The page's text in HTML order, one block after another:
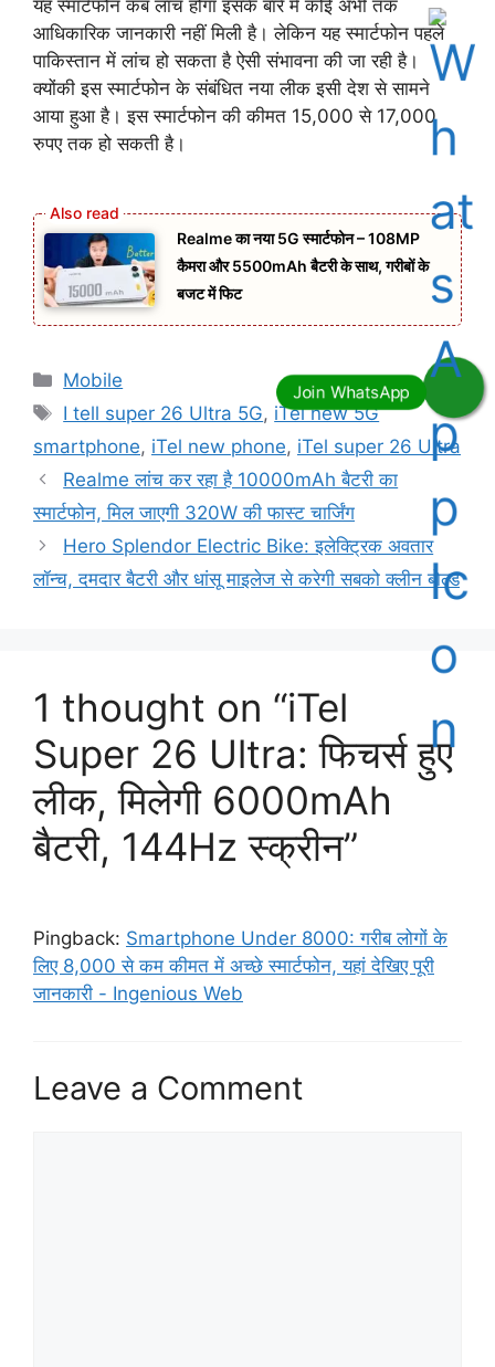
यह स्मार्टफोन कब लांच होगा इसके बारे में कोई अभी तक
आधिकारिक जानकारी नहीं मिली है। लेकिन यह स्मार्टफोन पहले
पाकिस्तान में लांच हो सकता है ऐसी संभावना की जा रही है।
क्योंकी इस स्मार्टफोन के संबंधित नया लीक इसी देश से सामने
आया हुआ है। इस स्मार्टफोन की कीमत 15,000 से 17,000
रुपए तक हो सकती है।
Realme का नया 5G स्मार्टफोन – 108MP
कैमरा और 5500mAh बैटरी के साथ, गरीबों के
बजट में फिट
Categories
Mobile
Tags
I tell super 26 Ultra 5G, iTel new 5G
smartphone, iTel new phone, iTel super 26 Ultra
Realme लांच कर रहा है 10000mAh बैटरी का
स्मार्टफोन, मिल जाएगी 320W की फास्ट चार्जिंग
Hero Splendor Electric Bike: इलेक्ट्रिक अवतार
लॉन्च, दमदार बैटरी और धांसू माइलेज से करेगी सबको क्लीन बोल्ड
1 thought on “iTel
Super 26 Ultra: फिचर्स हुए
लीक, मिलेगी 6000mAh
बैटरी, 144Hz स्क्रीन”
Pingback: Smartphone Under 8000: गरीब लोगों के
लिए 8,000 से कम कीमत में अच्छे स्मार्टफोन, यहां देखिए पूरी
जानकारी - Ingenious Web
Leave a Comment